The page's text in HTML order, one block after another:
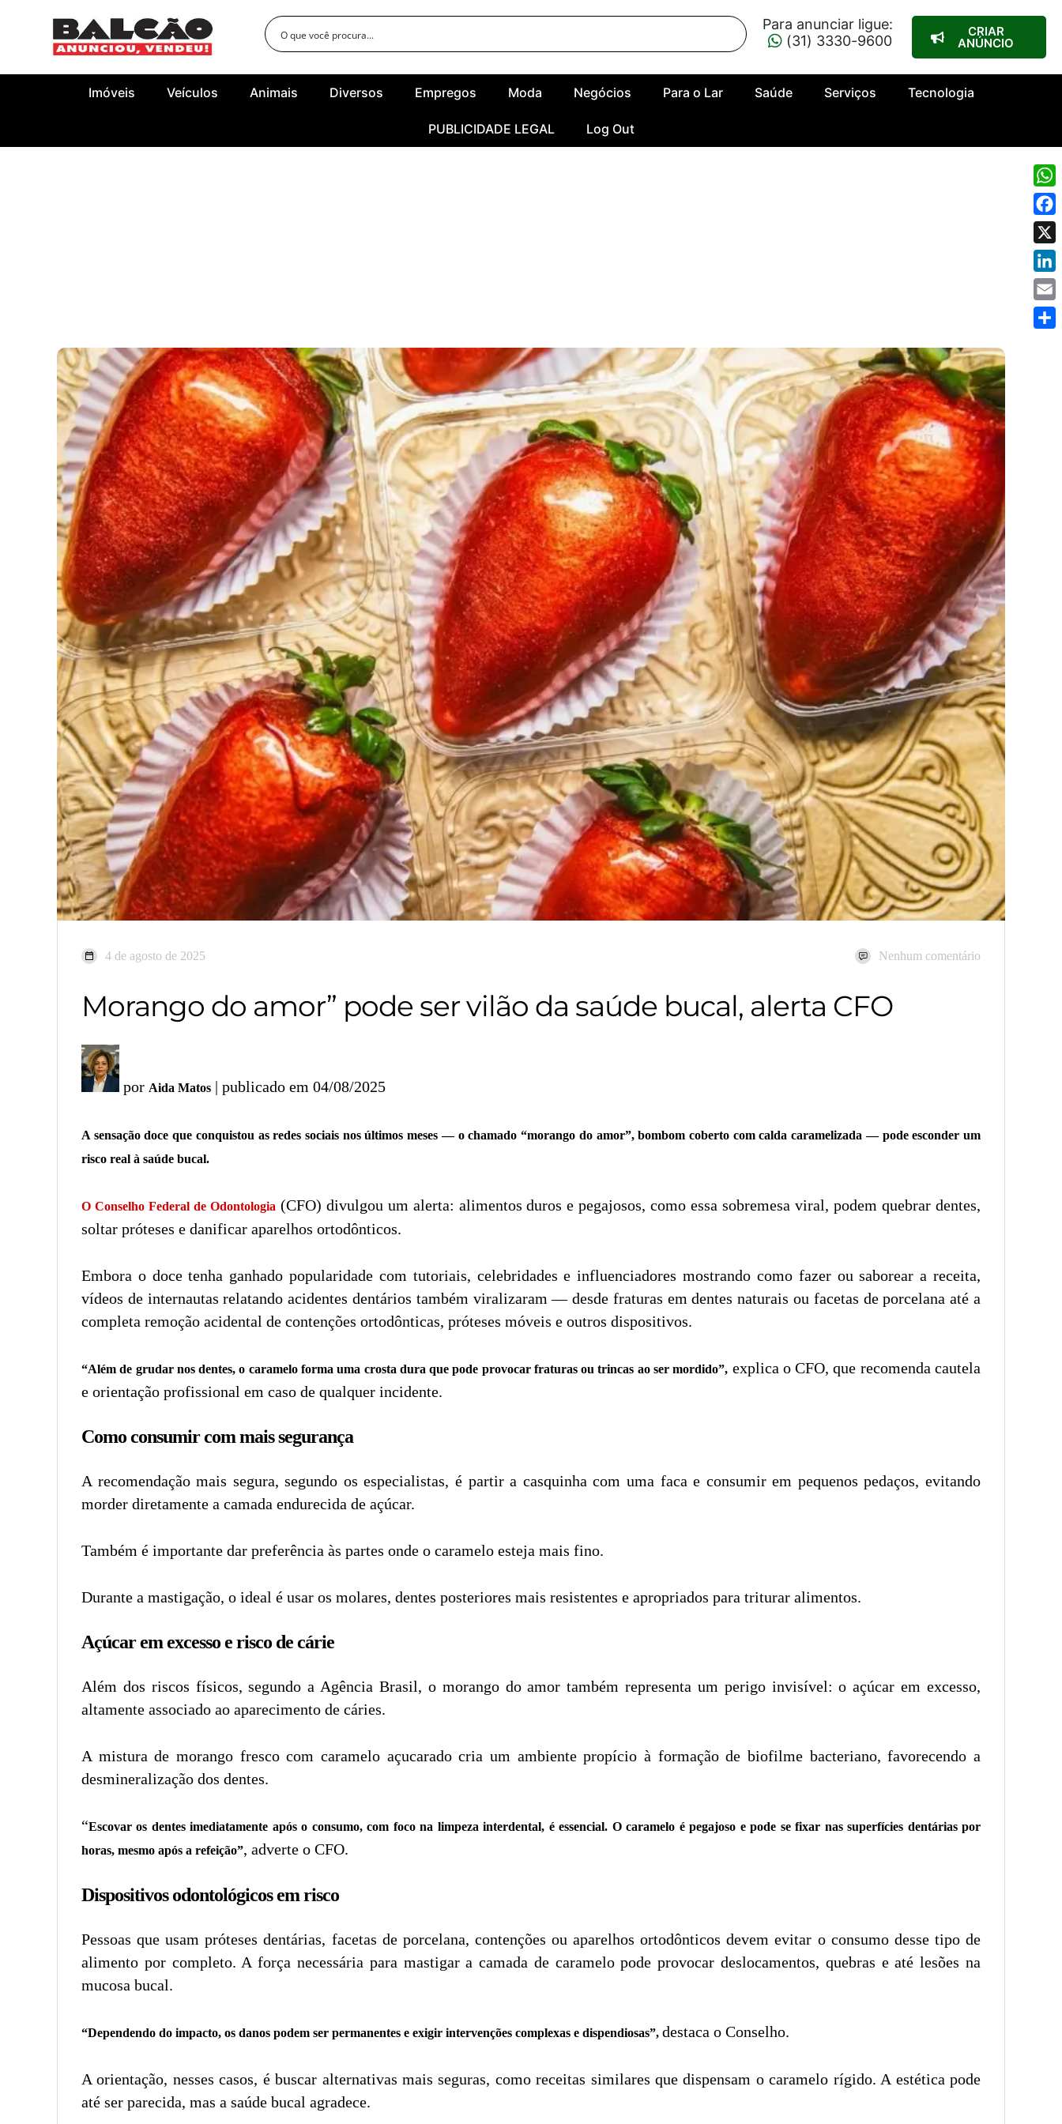
Para anunciar ligue:
(31) 3330-9600
CRIAR
ANÚNCIO
Imóveis Veículos Animais Diversos Empregos Moda Negócios Para o Lar Saúde Serviços Tecnologia
PUBLICIDADE LEGAL Log Out
4 de agosto de 2025 Nenhum comentário
Morango do amor” pode ser vilão da saúde bucal, alerta CFO
por Aida Matos | publicado em 04/08/2025
A sensação doce que conquistou as redes sociais nos últimos meses — o chamado “morango do amor”, bombom coberto com calda caramelizada — pode esconder um
risco real à saúde bucal.
O Conselho Federal de Odontologia (CFO) divulgou um alerta: alimentos duros e pegajosos, como essa sobremesa viral, podem quebrar dentes,
soltar próteses e danificar aparelhos ortodônticos.
Embora o doce tenha ganhado popularidade com tutoriais, celebridades e influenciadores mostrando como fazer ou saborear a receita,
vídeos de internautas relatando acidentes dentários também viralizaram — desde fraturas em dentes naturais ou facetas de porcelana até a
completa remoção acidental de contenções ortodônticas, próteses móveis e outros dispositivos.
“Além de grudar nos dentes, o caramelo forma uma crosta dura que pode provocar fraturas ou trincas ao ser mordido”, explica o CFO, que recomenda cautela
e orientação profissional em caso de qualquer incidente.
Como consumir com mais segurança
A recomendação mais segura, segundo os especialistas, é partir a casquinha com uma faca e consumir em pequenos pedaços, evitando
morder diretamente a camada endurecida de açúcar.
Também é importante dar preferência às partes onde o caramelo esteja mais fino.
Durante a mastigação, o ideal é usar os molares, dentes posteriores mais resistentes e apropriados para triturar alimentos.
Açúcar em excesso e risco de cárie
Além dos riscos físicos, segundo a Agência Brasil, o morango do amor também representa um perigo invisível: o açúcar em excesso,
altamente associado ao aparecimento de cáries.
A mistura de morango fresco com caramelo açucarado cria um ambiente propício à formação de biofilme bacteriano, favorecendo a
desmineralização dos dentes.
“Escovar os dentes imediatamente após o consumo, com foco na limpeza interdental, é essencial. O caramelo é pegajoso e pode se fixar nas superfícies dentárias por
horas, mesmo após a refeição”, adverte o CFO.
Dispositivos odontológicos em risco
Pessoas que usam próteses dentárias, facetas de porcelana, contenções ou aparelhos ortodônticos devem evitar o consumo desse tipo de
alimento por completo. A força necessária para mastigar a camada de caramelo pode provocar deslocamentos, quebras e até lesões na
mucosa bucal.
“Dependendo do impacto, os danos podem ser permanentes e exigir intervenções complexas e dispendiosas”, destaca o Conselho.
A orientação, nesses casos, é buscar alternativas mais seguras, como receitas similares que dispensam o caramelo rígido. A estética pode
até ser parecida, mas a saúde bucal agradece.
X